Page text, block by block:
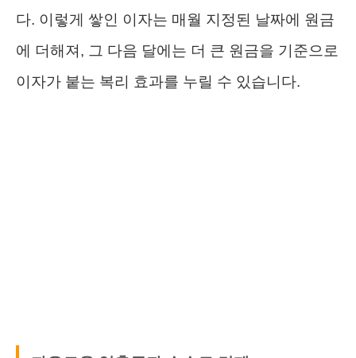
다. 이렇게 쌓인 이자는 매월 지정된 날짜에 원금
에 더해져, 그 다음 달에는 더 큰 원금을 기준으로
이자가 붙는 복리 효과를 누릴 수 있습니다.